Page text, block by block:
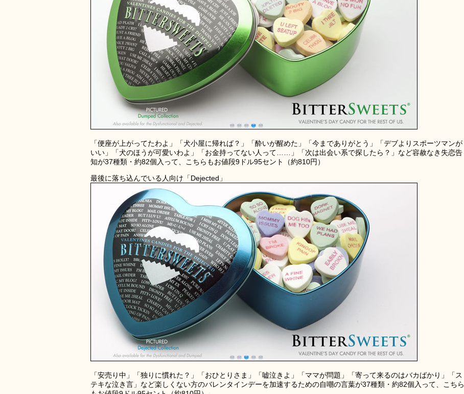
「便座が上がってたわよ」「犬小屋に帰れば？」「酔いが醒めた」「今までありがとう」「デブよりスポーツマンが
いい」「犬のほうが可愛いわよ」「お金持ってない人って……」「次は出会い系で探したら？」など容赦なき失恋告
知が37種類・約82個入って、こちらもお値段9ドル95セント（約810円）
最後に落ち込んでいる人向け「Dejected」
「安売り中」「独りに慣れた？」「おひとりさま」「嘘泣きよ」「ママが問題」「寄って来るのはバカばかり」「ス
テキな泣き言」など楽しくない方のバレンタインデーを加速するための自嘲の言葉が37種類・約82個入って、こちら